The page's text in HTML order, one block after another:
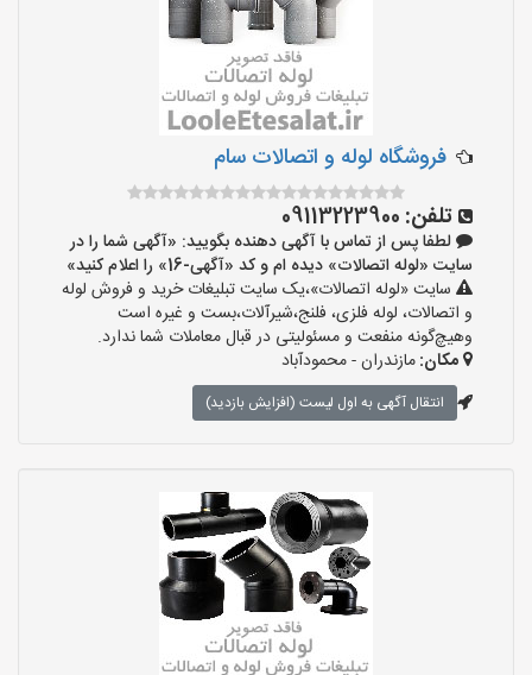
فروشگاه لوله و اتصالات سام
تلفن: 09113223900
لطفا پس از تماس با آگهی دهنده بگویید: «آگهی شما را در
سایت «لوله اتصالات» دیده ام و کد «آگهی-16» را اعلام کنید»
سایت «لوله اتصالات»،یک سایت تبلیغات خرید و فروش لوله
و اتصالات، لوله فلزی، فلنج،شیرآلات،بست و غیره است
وهیچ‌گونه منفعت و مسئولیتی در قبال معاملات شما ندارد.
مکان:مازندران - محمودآباد
انتقال آگهی به اول لیست (افزایش بازدید)